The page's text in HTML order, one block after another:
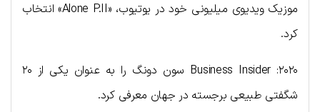
موزیک ویدیوی میلیونی خود در یوتیوب، «Alone P.II» انتخاب
کرد.
۲۰۲۰: Business Insider سون دونگ را به عنوان یکی از ۲۰
شگفتی طبیعی برجسته در جهان معرفی کرد.